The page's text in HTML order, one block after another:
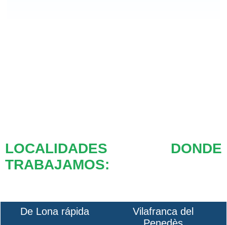
LOCALIDADES DONDE
TRABAJAMOS:
De Lona rápida
Vilafranca del